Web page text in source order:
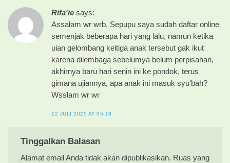
Rifa'ie says:
Assalam wr wrb. Sepupu saya sudah daftar online
semenjak beberapa hari yang lalu, namun ketika
uian gelombang keitiga anak tersebut gak ikut
karena dilembaga sebelumya belum perpisahan,
akhirnya baru hari senin ini ke pondok, terus
gimana ujiannya, apa anak ini masuk syu’bah?
Wsslam wr wr
12 JULI 2025 AT 05:18
Tinggalkan Balasan
Alamat email Anda tidak akan dipublikasikan. Ruas yang